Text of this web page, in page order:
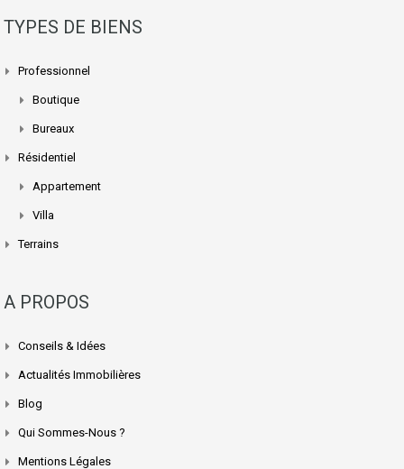
TYPES DE BIENS
Professionnel
Boutique
Bureaux
Résidentiel
Appartement
Villa
Terrains
A PROPOS
Conseils & Idées
Actualités Immobilières
Blog
Qui Sommes-Nous ?
Mentions Légales